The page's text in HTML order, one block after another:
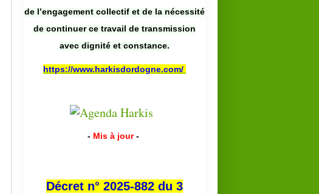
de l’engagement collectif et de la nécessité
de continuer ce travail de transmission
avec dignité et constance.
https://www.harkisdordogne.com/
- Mis à jour -
Décret n° 2025-882 du 3